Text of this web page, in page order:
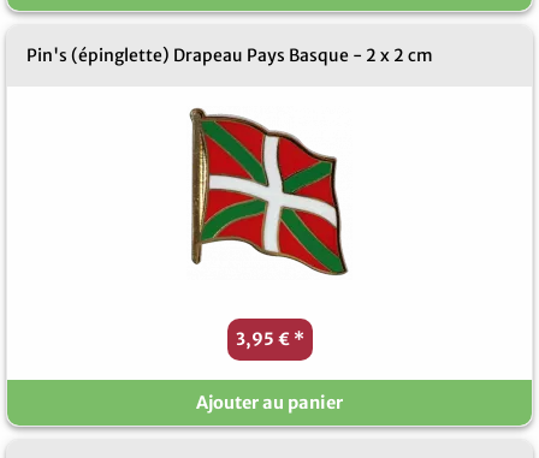
Pin's (épinglette) Drapeau Pays Basque - 2 x 2 cm
3,95 € *
Ajouter au panier